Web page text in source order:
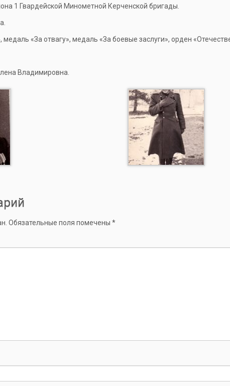
1 Гвардейской Минометной Керченской бригады.
«За отвагу», медаль «За боевые заслуги», орден
Владимировна.
Обязательные поля помечены *